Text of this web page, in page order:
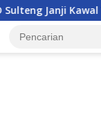
Konflik Agraria